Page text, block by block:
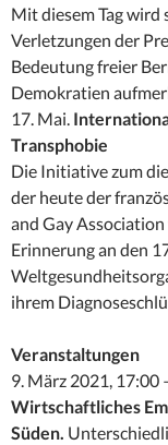
Mit diesem Tag wird
Verletzungen der
Bedeutung freier
Demokratien
17. Mai.
Transphobie
Die Initiative zum
der heute der
and Gay
Erinnerung an den
ihrem
Veranstaltungen
9. März 2021,
Wirtschaftliches
Süden.